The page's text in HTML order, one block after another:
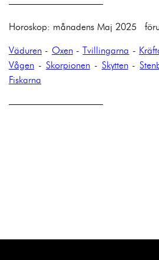
——————————
Horoskop: månadens Maj 2025
Väduren - Oxen-Tvillingarna -
Vågen - Skorpionen- Skytten-
Fiskarna
——————————